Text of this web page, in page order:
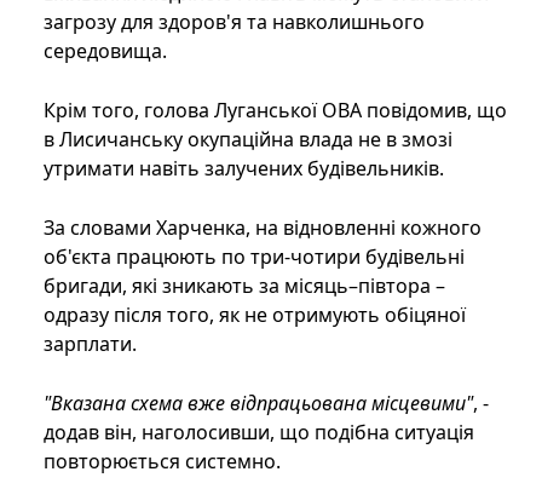
загрозу для здоров'я та навколишнього
середовища.
Крім того, голова Луганської ОВА повідомив, що
в Лисичанську окупаційна влада не в змозі
утримати навіть залучених будівельників.
За словами Харченка, на відновленні кожного
об'єкта працюють по три-чотири будівельні
бригади, які зникають за місяць–півтора –
одразу після того, як не отримують обіцяної
зарплати.
"Вказана схема вже відпрацьована місцевими", -
додав він, наголосивши, що подібна ситуація
повторюється системно.